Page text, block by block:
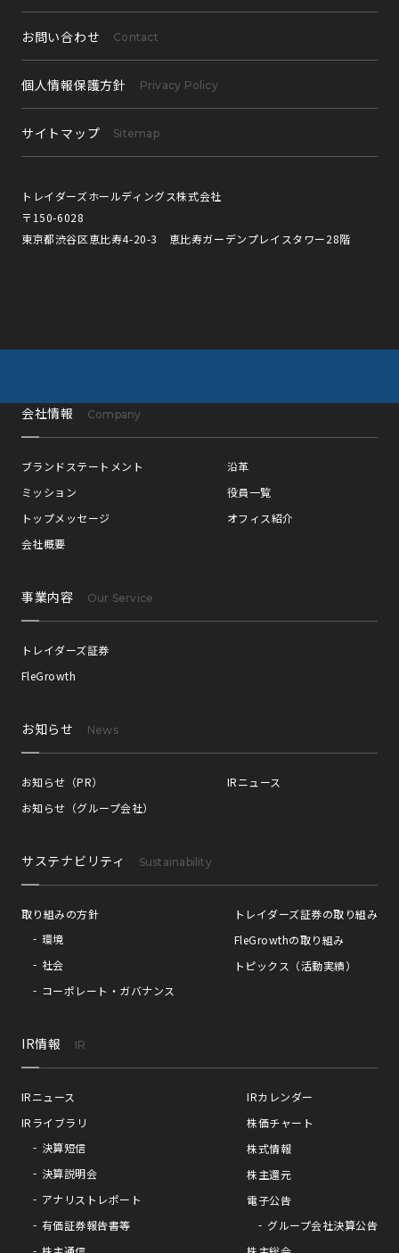
トレイダーズホールディングス株式会社
〒150-6028
東京都渋谷区恵比寿4-20-3 恵比寿ガーデンプレイスタワー28階
お問い合わせ Contact
個人情報保護方針 Privacy Policy
サイトマップ Sitemap
Company
会社情報
ブランドステートメント
ミッション
トップメッセージ
会社概要
沿革
役員一覧
オフィス紹介
Our Service
事業内容
トレイダーズ証券
FleGrowth
News
お知らせ
お知らせ（PR）
お知らせ（グループ会社）
IRニュース
Sustainability
サステナビリティ
取り組みの方針
環境
社会
コーポレート・ガバナンス
トレイダーズ証券の取り組み
FleGrowthの取り組み
トピックス（活動実績）
IR
IR情報
IRニュース
IRライブラリ
決算短信
決算説明会
アナリストレポート
有価証券報告書等
IRカレンダー
株価チャート
株式情報
株主還元
電子公告
グループ会社決算公告